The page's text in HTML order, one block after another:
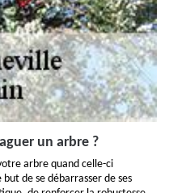
un arbre ?
arbre quand celle-ci
de se débarrasser de ses